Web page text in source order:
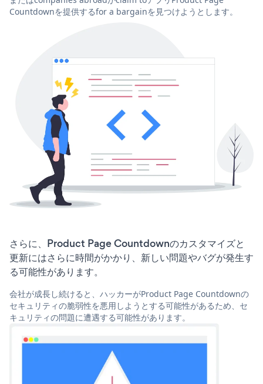
Countdownを提供するfor a bargainを見つけようとします。
さらに、Product Page Countdownのカスタマイズと
更新にはさらに時間がかかり、新しい問題やバグが発生す
る可能性があります。
会社が成長し続けると、ハッカーがProduct Page Countdownの
セキュリティの脆弱性を悪用しようとする可能性があるため、セ
キュリティの問題に遭遇する可能性があります。